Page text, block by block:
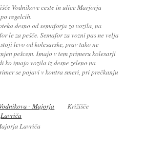
Vodnikove ceste in ulice Marjorja
regelcih.
desno od semaforja za vozila, na
le za pešče. Semafor za vozni pas ne velja
levo od kolesarske, prav tako ne
pešcem. Imajo v tem primeru kolesarji
ko imajo vozila iz desne zeleno na
se pojavi v kontra smeri, pri prečkanju
Križišče
Lavriča